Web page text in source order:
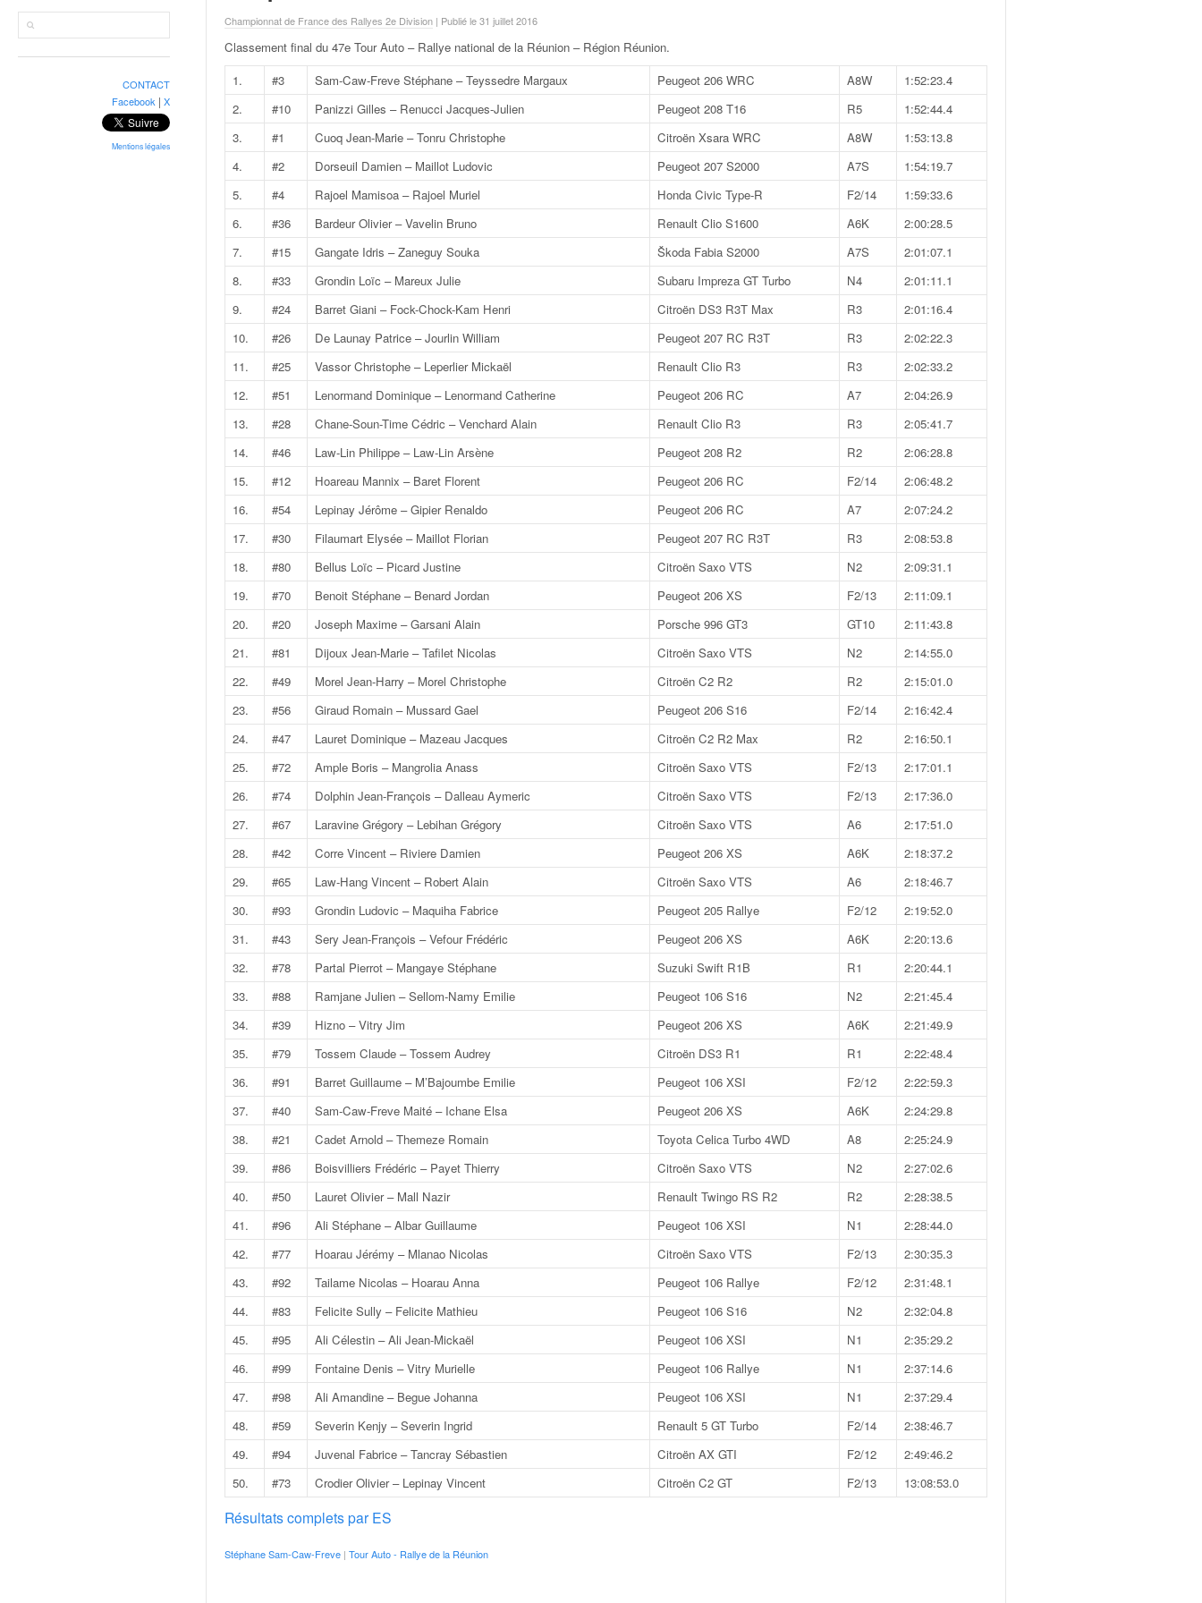
CONTACT
Facebook | X
Mentions légales
Championnat de France des Rallyes 2e Division | Publié le 31 juillet 2016
Classement final du 47e Tour Auto – Rallye national de la Réunion – Région Réunion.
1.
#3 Sam-Caw-Freve Stéphane – Teyssedre Margaux Peugeot 206 WRC A8W
1:52:23.4
2.
#10 Panizzi Gilles – Renucci Jacques-Julien Peugeot 208 T16 R5
1:52:44.4
3.
#1 Cuoq Jean-Marie – Tonru Christophe Citroën Xsara WRC A8W
1:53:13.8
4.
#2 Dorseuil Damien – Maillot Ludovic Peugeot 207 S2000 A7S
1:54:19.7
5.
#4 Rajoel Mamisoa – Rajoel Muriel Honda Civic Type-R F2/14
1:59:33.6
6.
#36 Bardeur Olivier – Vavelin Bruno Renault Clio S1600 A6K
2:00:28.5
7.
#15 Gangate Idris – Zaneguy Souka Škoda Fabia S2000 A7S
2:01:07.1
8.
#33 Grondin Loïc – Mareux Julie Subaru Impreza GT Turbo N4
2:01:11.1
9.
#24 Barret Giani – Fock-Chock-Kam Henri Citroën DS3 R3T Max R3
2:01:16.4
10.
#26 De Launay Patrice – Jourlin William Peugeot 207 RC R3T R3
2:02:22.3
11.
#25 Vassor Christophe – Leperlier Mickaël Renault Clio R3 R3
2:02:33.2
12.
#51 Lenormand Dominique – Lenormand Catherine Peugeot 206 RC A7
2:04:26.9
13.
#28 Chane-Soun-Time Cédric – Venchard Alain Renault Clio R3 R3
2:05:41.7
14.
#46 Law-Lin Philippe – Law-Lin Arsène Peugeot 208 R2 R2
2:06:28.8
15.
#12 Hoareau Mannix – Baret Florent Peugeot 206 RC F2/14
2:06:48.2
16.
#54 Lepinay Jérôme – Gipier Renaldo Peugeot 206 RC A7
2:07:24.2
17.
#30 Filaumart Elysée – Maillot Florian Peugeot 207 RC R3T R3
2:08:53.8
18.
#80 Bellus Loïc – Picard Justine Citroën Saxo VTS N2
2:09:31.1
19.
#70 Benoit Stéphane – Benard Jordan Peugeot 206 XS F2/13
2:11:09.1
20.
#20 Joseph Maxime – Garsani Alain Porsche 996 GT3 GT10
2:11:43.8
21.
#81 Dijoux Jean-Marie – Tafilet Nicolas Citroën Saxo VTS N2
2:14:55.0
22.
#49 Morel Jean-Harry – Morel Christophe Citroën C2 R2 R2
2:15:01.0
23.
#56 Giraud Romain – Mussard Gael Peugeot 206 S16 F2/14
2:16:42.4
24.
#47 Lauret Dominique – Mazeau Jacques Citroën C2 R2 Max R2
2:16:50.1
25.
#72 Ample Boris – Mangrolia Anass Citroën Saxo VTS F2/13
2:17:01.1
26.
#74 Dolphin Jean-François – Dalleau Aymeric Citroën Saxo VTS F2/13
2:17:36.0
27.
#67 Laravine Grégory – Lebihan Grégory Citroën Saxo VTS A6
2:17:51.0
28.
#42 Corre Vincent – Riviere Damien Peugeot 206 XS A6K
2:18:37.2
29.
#65 Law-Hang Vincent – Robert Alain Citroën Saxo VTS A6
2:18:46.7
30.
#93 Grondin Ludovic – Maquiha Fabrice Peugeot 205 Rallye F2/12
2:19:52.0
31.
#43 Sery Jean-François – Vefour Frédéric Peugeot 206 XS A6K
2:20:13.6
32.
#78 Partal Pierrot – Mangaye Stéphane Suzuki Swift R1B R1
2:20:44.1
33.
#88 Ramjane Julien – Sellom-Namy Emilie Peugeot 106 S16 N2
2:21:45.4
34.
#39 Hizno – Vitry Jim Peugeot 206 XS A6K
2:21:49.9
35.
#79 Tossem Claude – Tossem Audrey Citroën DS3 R1 R1
2:22:48.4
36.
#91 Barret Guillaume – M’Bajoumbe Emilie Peugeot 106 XSI F2/12
2:22:59.3
37.
#40 Sam-Caw-Freve Maité – Ichane Elsa Peugeot 206 XS A6K
2:24:29.8
38.
#21 Cadet Arnold – Themeze Romain Toyota Celica Turbo 4WD A8
2:25:24.9
39.
#86 Boisvilliers Frédéric – Payet Thierry Citroën Saxo VTS N2
2:27:02.6
40.
#50 Lauret Olivier – Mall Nazir Renault Twingo RS R2 R2
2:28:38.5
41.
#96 Ali Stéphane – Albar Guillaume Peugeot 106 XSI N1
2:28:44.0
42.
#77 Hoarau Jérémy – Mlanao Nicolas Citroën Saxo VTS F2/13
2:30:35.3
43.
#92 Tailame Nicolas – Hoarau Anna Peugeot 106 Rallye F2/12
2:31:48.1
44.
#83 Felicite Sully – Felicite Mathieu Peugeot 106 S16 N2
2:32:04.8
45.
#95 Ali Célestin – Ali Jean-Mickaël Peugeot 106 XSI N1
2:35:29.2
46.
#99 Fontaine Denis – Vitry Murielle Peugeot 106 Rallye N1
2:37:14.6
47.
#98 Ali Amandine – Begue Johanna Peugeot 106 XSI N1
2:37:29.4
48.
#59 Severin Kenjy – Severin Ingrid Renault 5 GT Turbo F2/14
2:38:46.7
49.
#94 Juvenal Fabrice – Tancray Sébastien Citroën AX GTI F2/12
2:49:46.2
50.
#73 Crodier Olivier – Lepinay Vincent Citroën C2 GT F2/13 13:08:53.0
Résultats complets par ES
Stéphane Sam-Caw-Freve | Tour Auto - Rallye de la Réunion